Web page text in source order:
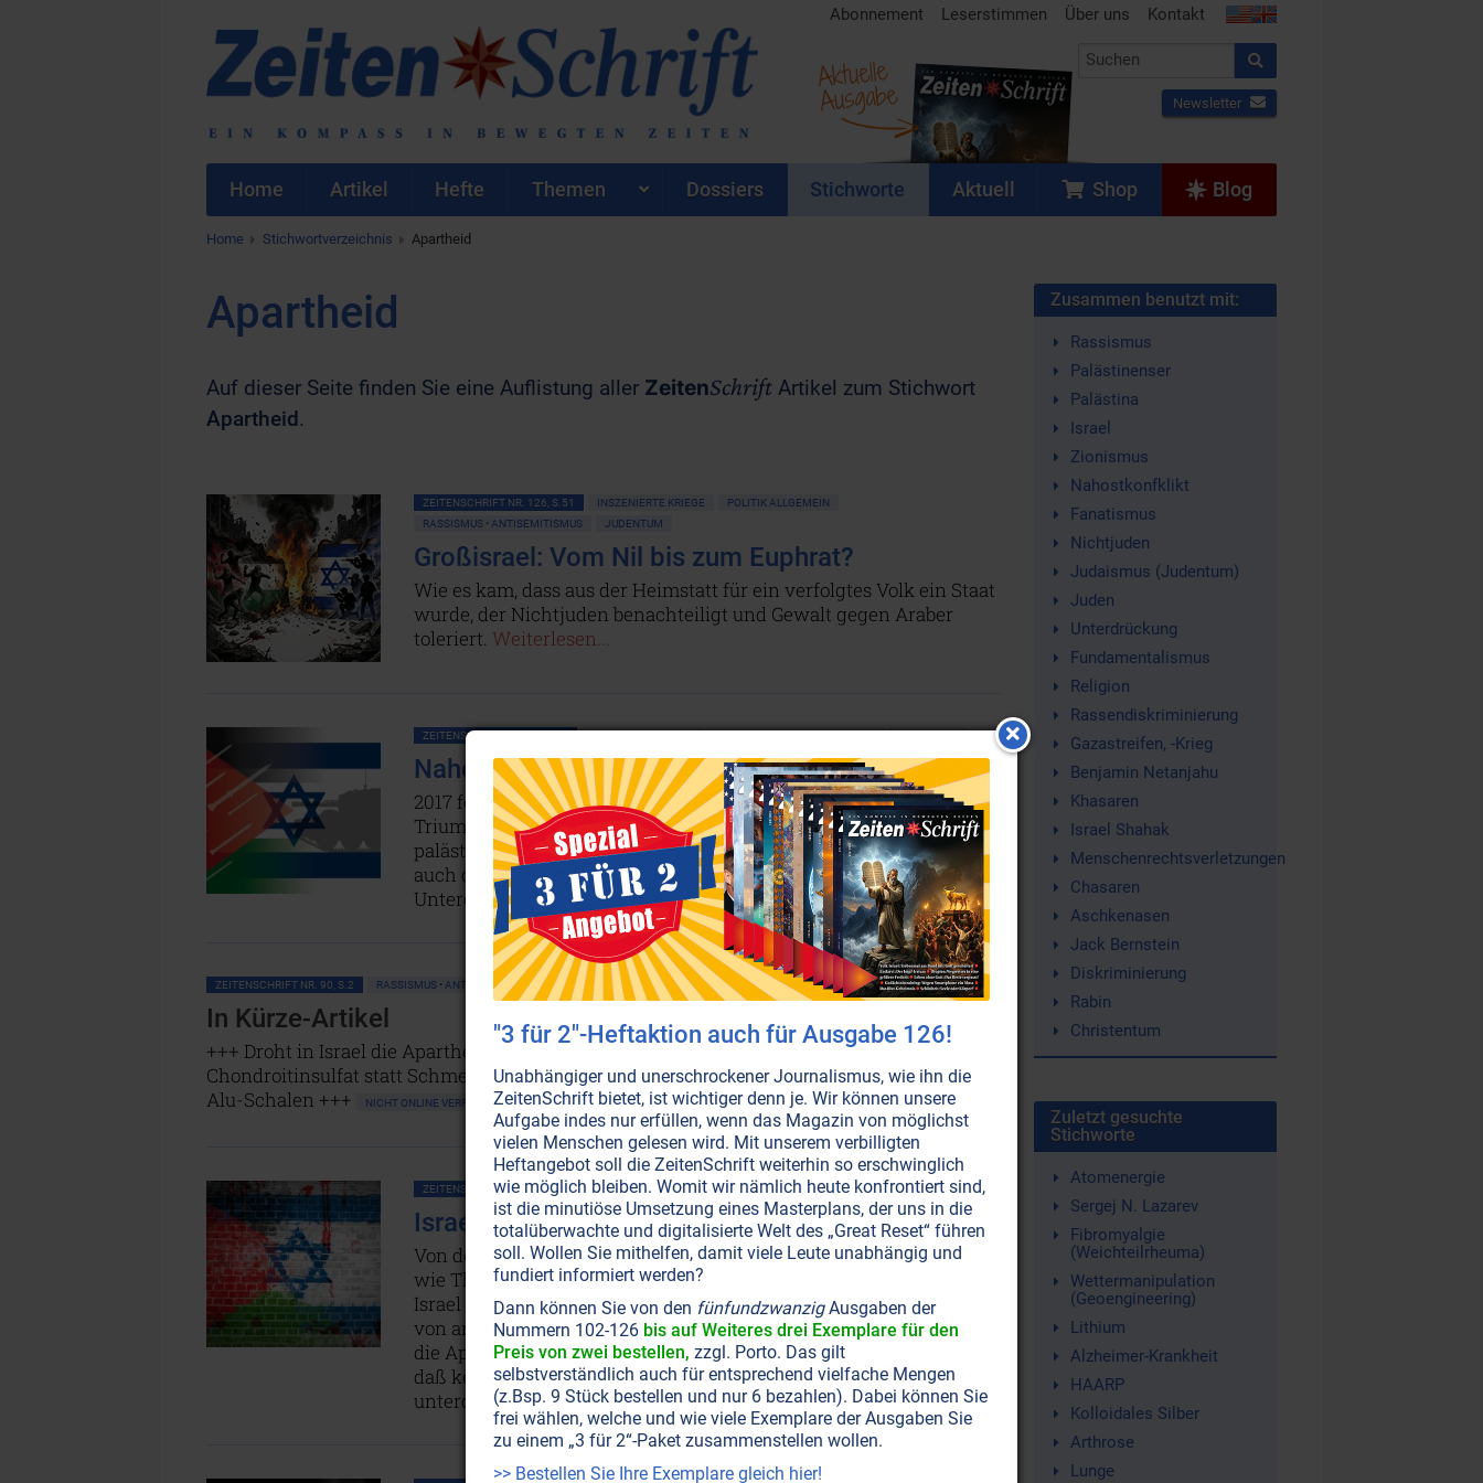
Abonnement Leserstimmen Über uns Kontakt
Newsletter
Aktuelle
Ausgabe
Home Artikel Hefte Themen Dossiers Stichworte Aktuell Shop Blog
Home Stichwortverzeichnis Apartheid
Apartheid
Auf dieser Seite finden Sie eine Auflistung aller ZeitenSchrift Artikel zum Stichwort
Apartheid.
ZEITENSCHRIFT NR. 126, S.51 INSZENIERTE KRIEGE
POLITIK ALLGEMEIN
RASSISMUS • ANTISEMITISMUS
JUDENTUM
Großisrael: Vom Nil bis zum Euphrat?
Wie es kam, dass aus der Heimstatt für ein verfolgtes Volk ein Staat
wurde, der Nichtjuden benachteiligt und Gewalt gegen Araber
toleriert. Weiterlesen...
ZEITENSCHRIFT NR. 92, S.10
Nahostkonflikt: Mitgefangen, mitgehangen!
2017 feierte Israel seine eigene Größe und den militärischen
Triumph im Sechstagekrieg. Doch damit hatte die Besetzung
palästinensischen Gebietes begonnen – ein Drama, welches seither
auch das israelische Volk vergiftet. Das könnte letztlich zum
Untergang des Zionistenstaates führen.Weiterlesen...
ZEITENSCHRIFT NR. 90, S.2 RASSISMUS • ANTISEMITISMUS ERNÄHRUNG GESUNDHEIT
In Kürze-Artikel
+++ Droht in Israel die Apartheid? +++ Impfungen: Alles nur Schall und Rauch? +++
Chondroitinsulfat statt Schmerzmittel +++ Überraschung – Salz ist gesund! +++ Schädliche
Alu-Schalen +++
NICHT ONLINE VERFÜGBAR AUSGABE BESTELLEN
ZEITENSCHRIFT NR. 60, S.24 RASSISMUS • ANTISEMITISMUS JUDENTUM
Israel: Das neue Land der Apartheid
Von der Idee eines sicheren Hafens für die versprengten Juden,
wie Theodor Herzl sie einst propagiert hatte, ist nichts mehr übrig.
Israel gebärdet sich heute als menschenverachtender Despot, der
von anderen Ländern das Schlechteste importiert: Von Südafrika
die Apartheid, von der DDR die Mauer. Doch zeigt die Geschichte,
daß kein Reich, das die eigenen Bürger oder andere Völker
unterdrückt, auf Dauer überleben kann.Weiterlesen...
Zusammen benutzt mit:
Rassismus
Palästinenser
Palästina
Israel
Zionismus
Nahostkonfklikt
Fanatismus
Nichtjuden
Judaismus (Judentum)
Juden
Unterdrückung
Fundamentalismus
Religion
Rassendiskriminierung
Gazastreifen, -Krieg
Benjamin Netanjahu
Khasaren
Israel Shahak
Menschenrechtsverletzungen
Chasaren
Aschkenasen
Jack Bernstein
Diskriminierung
Rabin
Christentum
Zuletzt gesuchte
Stichworte
Atomenergie
Sergej N. Lazarev
Fibromyalgie
(Weichteilrheuma)
Wettermanipulation
(Geoengineering)
Lithium
Alzheimer-Krankheit
HAARP
Kolloidales Silber
Arthrose
Lunge
"3 für 2"-Heftaktion auch für Ausgabe 126!
Unabhängiger und unerschrockener Journalismus, wie ihn die
ZeitenSchrift bietet, ist wichtiger denn je. Wir können unsere
Aufgabe indes nur erfüllen, wenn das Magazin von möglichst
vielen Menschen gelesen wird. Mit unserem verbilligten
Heftangebot soll die ZeitenSchrift weiterhin so erschwinglich
wie möglich bleiben. Womit wir nämlich heute konfrontiert sind,
ist die minutiöse Umsetzung eines Masterplans, der uns in die
totalüberwachte und digitalisierte Welt des „Great Reset“ führen
soll. Wollen Sie mithelfen, damit viele Leute unabhängig und
fundiert informiert werden?
Dann können Sie von den fünfundzwanzigAusgaben der
Nummern 102-126 bis auf Weiteres drei Exemplare für den
Preis von zwei bestellen, zzgl. Porto. Das gilt
selbstverständlich auch für entsprechend vielfache Mengen
(z.Bsp. 9 Stück bestellen und nur 6 bezahlen). Dabei können Sie
frei wählen, welche und wie viele Exemplare der Ausgaben Sie
zu einem „3 für 2“-Paket zusammenstellen wollen.
>> Bestellen Sie Ihre Exemplare gleich hier!